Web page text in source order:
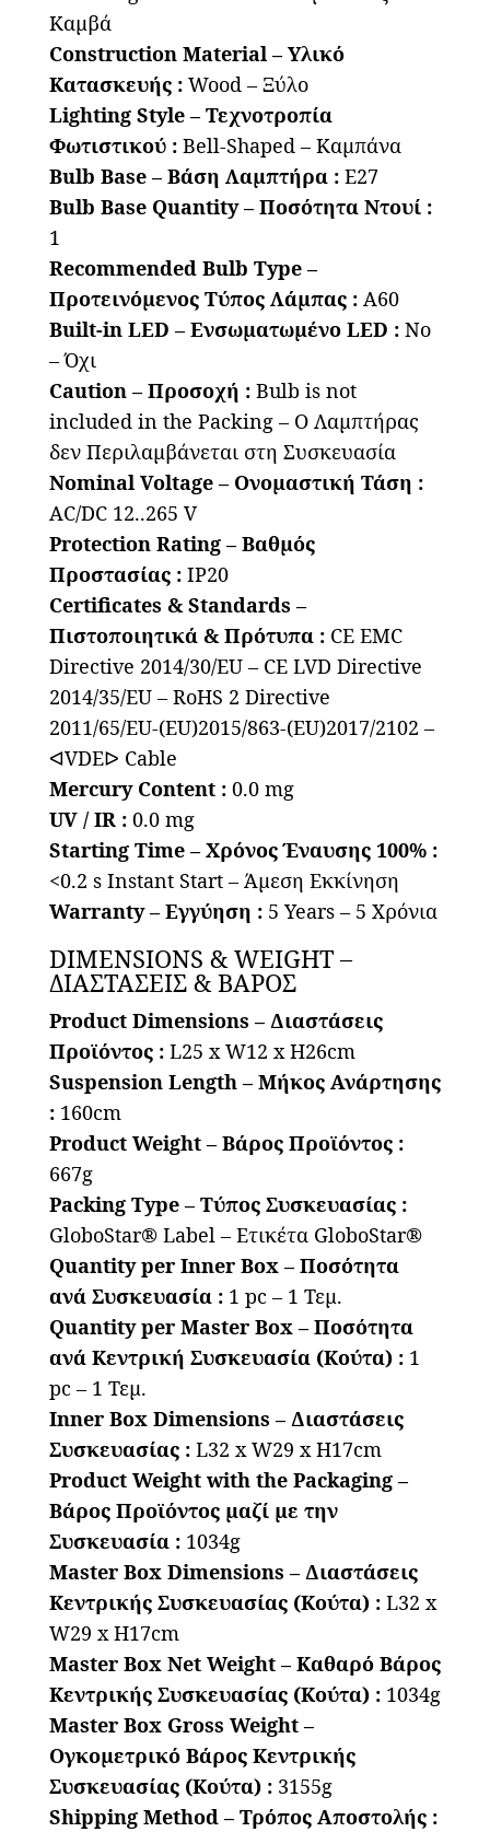
Καμβά
Construction Material – Υλικό
Κατασκευής :Wood – Ξύλο
Lighting Style – Τεχνοτροπία
Φωτιστικού :Bell-Shaped – Καμπάνα
Bulb Base – Βάση Λαμπτήρα :E27
Bulb Base Quantity – Ποσότητα Ντουί :
1
Recommended Bulb Type –
Προτεινόμενος Τύπος Λάμπας :A60
Built-in LED – Ενσωματωμένο LED :No
– Όχι
Caution – Προσοχή :Bulb is not
included in the Packing – Ο Λαμπτήρας
δεν Περιλαμβάνεται στη Συσκευασία
Nominal Voltage – Ονομαστική Τάση :
AC/DC 12..265 V
Protection Rating – Βαθμός
Προστασίας :IP20
Certificates & Standards –
Πιστοποιητικά & Πρότυπα :CE EMC
Directive 2014/30/EU – CE LVD Directive
2014/35/EU – RoHS 2 Directive
2011/65/EU-(EU)2015/863-(EU)2017/2102 –
ᐊVDEᐅ Cable
Mercury Content :0.0 mg
UV / IR :0.0 mg
Starting Time – Χρόνος Έναυσης 100% :
<0.2 s Instant Start – Άμεση Εκκίνηση
Warranty – Εγγύηση :5 Years – 5 Χρόνια
DIMENSIONS & WEIGHT –
ΔΙΑΣΤΑΣΕΙΣ & ΒΑΡΟΣ
Product Dimensions – Διαστάσεις
Προϊόντος :L25 x W12 x H26cm
Suspension Length – Μήκος Ανάρτησης
:160cm
Product Weight – Βάρος Προϊόντος :
667g
Packing Type – Τύπος Συσκευασίας :
GloboStar® Label – Ετικέτα GloboStar®
Quantity per Inner Box – Ποσότητα
ανά Συσκευασία :1 pc – 1 Τεμ.
Quantity per Master Box – Ποσότητα
ανά Κεντρική Συσκευασία (Κούτα) :1
pc – 1 Τεμ.
Inner Box Dimensions – Διαστάσεις
Συσκευασίας :L32 x W29 x H17cm
Product Weight with the Packaging –
Βάρος Προϊόντος μαζί με την
Συσκευασία :1034g
Master Box Dimensions – Διαστάσεις
Κεντρικής Συσκευασίας (Κούτα) :L32 x
W29 x H17cm
Master Box Net Weight – Καθαρό Βάρος
Κεντρικής Συσκευασίας (Κούτα) :1034g
Master Box Gross Weight –
Ογκομετρικό Βάρος Κεντρικής
Συσκευασίας (Κούτα) :3155g
Shipping Method – Τρόπος Αποστολής :